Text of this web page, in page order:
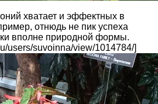
хватает и эффектных в
отнюдь не пик успеха
вполне природной формы.
users/suvoinna/view/1014784/]